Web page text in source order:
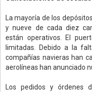
La mayoría de los
y nueve de cada diez
están operativos. El
limitadas. Debido a la
compañías navieras han
aerolíneas han anunciado
Los pedidos y órdenes